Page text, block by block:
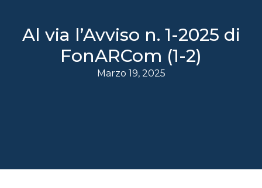
Al via l’Avviso n. 1-2025 di
FonARCom (1-2)
Marzo 19, 2025